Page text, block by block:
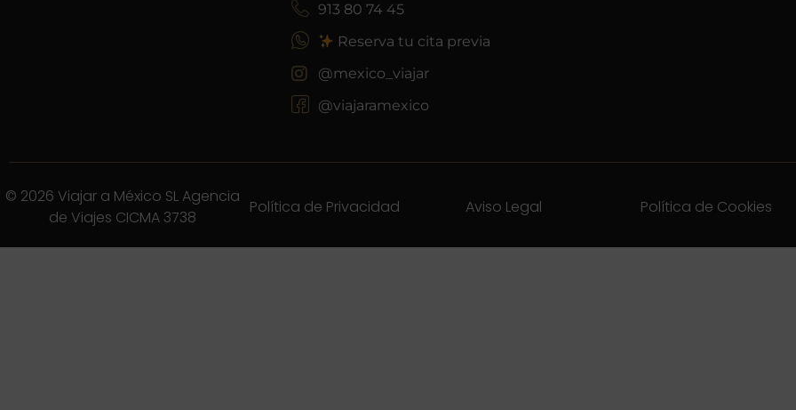
913 80 74 45
Reserva tu cita previa
@mexico_viajar
@viajaramexico
© 2026 Viajar a México SL Agencia
de Viajes CICMA 3738
Política de Privacidad Aviso Legal Política de Cookies